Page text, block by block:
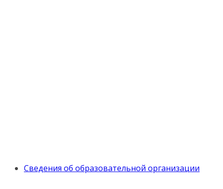
Сведения об образовательной организации